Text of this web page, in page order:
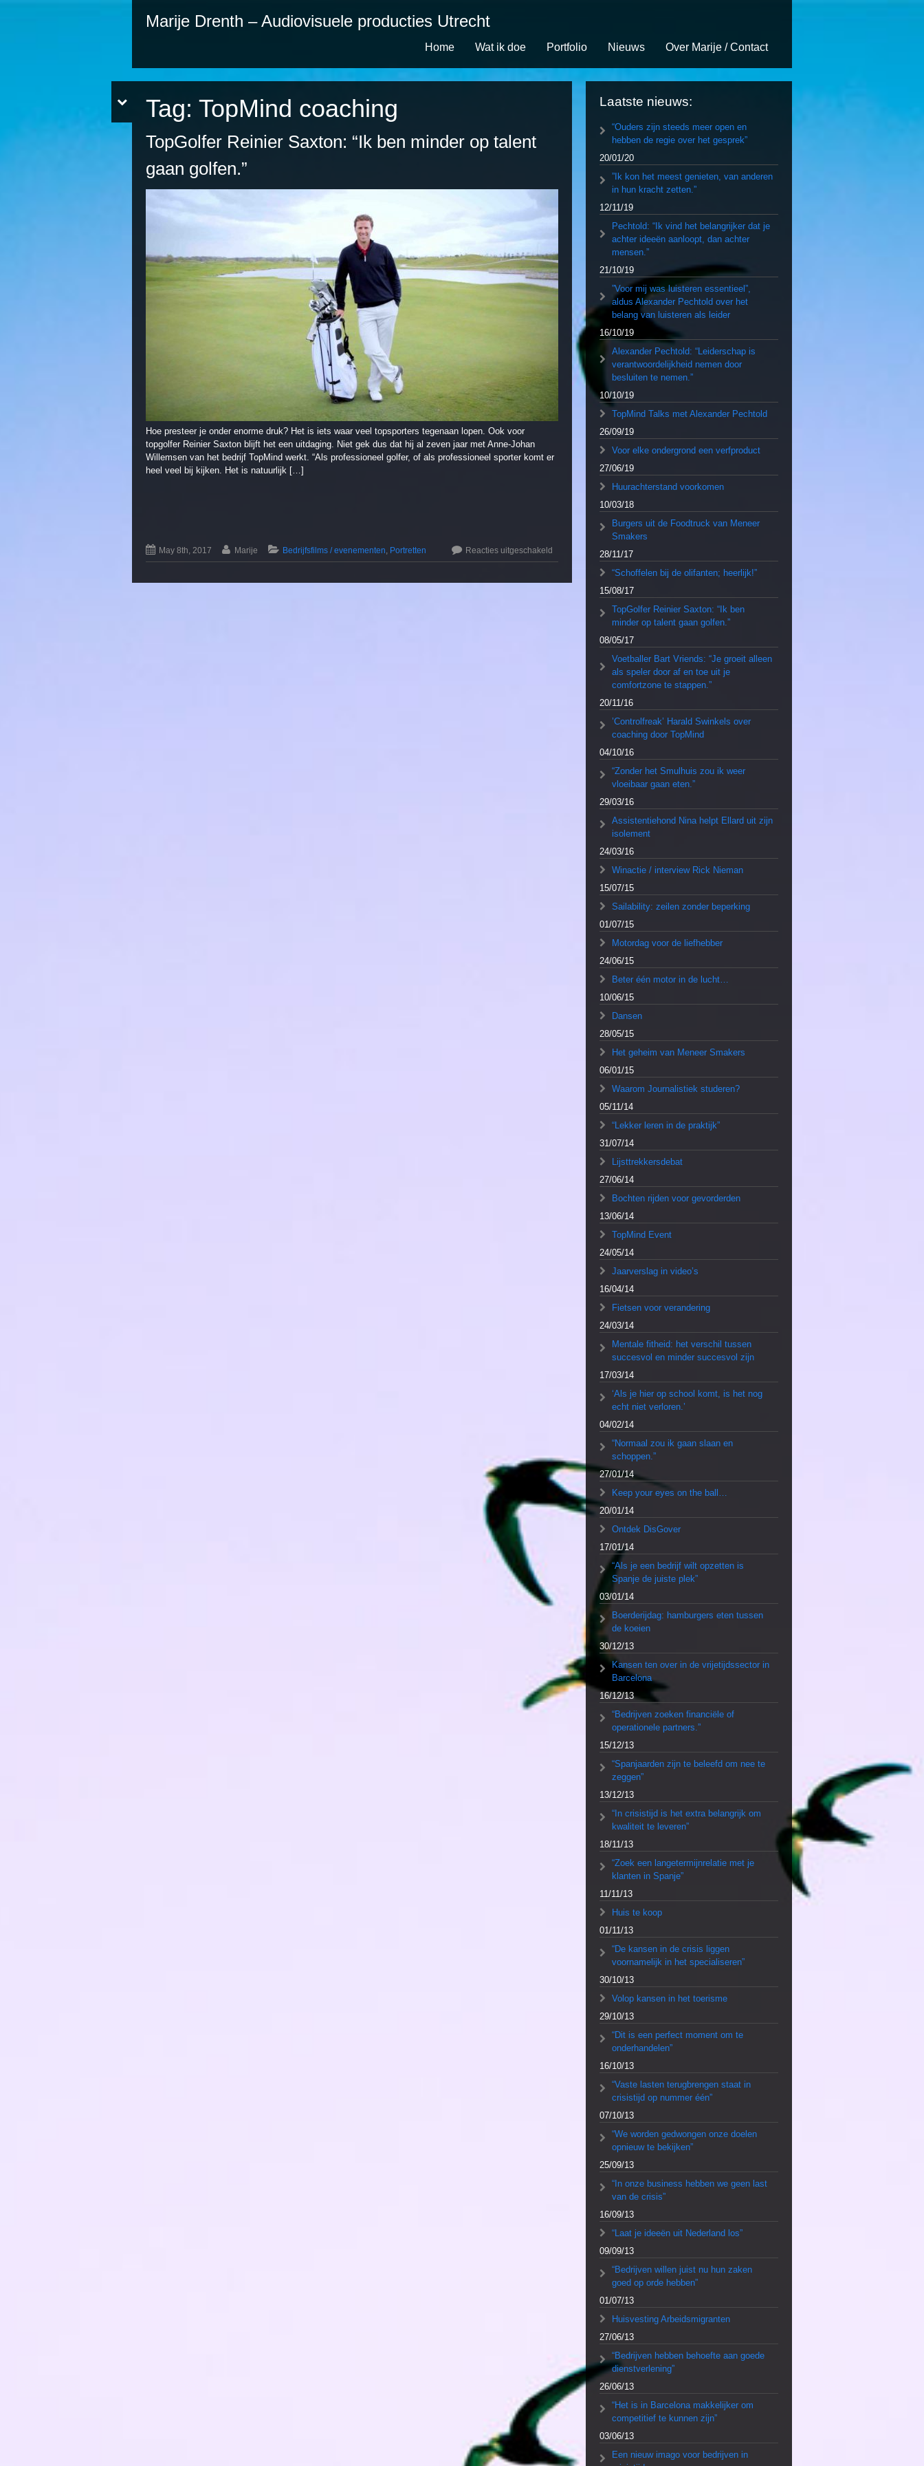
Marije Drenth – Audiovisuele producties Utrecht
Home Wat ik doe Portfolio Nieuws Over Marije / Contact
Tag: TopMind coaching
TopGolfer Reinier Saxton: “Ik ben minder op talent
gaan golfen.”
Hoe presteer je onder enorme druk? Het is iets waar veel topsporters tegenaan lopen. Ook voor
topgolfer Reinier Saxton blijft het een uitdaging. Niet gek dus dat hij al zeven jaar met Anne-Johan
Willemsen van het bedrijf TopMind werkt. “Als professioneel golfer, of als professioneel sporter komt er
heel veel bij kijken. Het is natuurlijk […]
May 8th, 2017 Marije Bedrijfsfilms / evenementen, Portretten Reacties uitgeschakeld
Laatste nieuws:
“Ouders zijn steeds meer open en
hebben de regie over het gesprek”
20/01/20
”Ik kon het meest genieten, van anderen
in hun kracht zetten.”
12/11/19
Pechtold: “Ik vind het belangrijker dat je
achter ideeën aanloopt, dan achter
mensen.”
21/10/19
”Voor mij was luisteren essentieel”,
aldus Alexander Pechtold over het
belang van luisteren als leider
16/10/19
Alexander Pechtold: “Leiderschap is
verantwoordelijkheid nemen door
besluiten te nemen.”
10/10/19
TopMind Talks met Alexander Pechtold
26/09/19
Voor elke ondergrond een verfproduct
27/06/19
Huurachterstand voorkomen
10/03/18
Burgers uit de Foodtruck van Meneer
Smakers
28/11/17
“Schoffelen bij de olifanten; heerlijk!”
15/08/17
TopGolfer Reinier Saxton: “Ik ben
minder op talent gaan golfen.”
08/05/17
Voetballer Bart Vriends: “Je groeit alleen
als speler door af en toe uit je
comfortzone te stappen.”
20/11/16
’Controlfreak’ Harald Swinkels over
coaching door TopMind
04/10/16
“Zonder het Smulhuis zou ik weer
vloeibaar gaan eten.”
29/03/16
Assistentiehond Nina helpt Ellard uit zijn
isolement
24/03/16
Winactie / interview Rick Nieman
15/07/15
Sailability: zeilen zonder beperking
01/07/15
Motordag voor de liefhebber
24/06/15
Beter één motor in de lucht…
10/06/15
Dansen
28/05/15
Het geheim van Meneer Smakers
06/01/15
Waarom Journalistiek studeren?
05/11/14
“Lekker leren in de praktijk”
31/07/14
Lijsttrekkersdebat
27/06/14
Bochten rijden voor gevorderden
13/06/14
TopMind Event
24/05/14
Jaarverslag in video’s
16/04/14
Fietsen voor verandering
24/03/14
Mentale fitheid: het verschil tussen
succesvol en minder succesvol zijn
17/03/14
‘Als je hier op school komt, is het nog
echt niet verloren.’
04/02/14
“Normaal zou ik gaan slaan en
schoppen.”
27/01/14
Keep your eyes on the ball…
20/01/14
Ontdek DisGover
17/01/14
“Als je een bedrijf wilt opzetten is
Spanje de juiste plek”
03/01/14
Boerderijdag: hamburgers eten tussen
de koeien
30/12/13
Kansen ten over in de vrijetijdssector in
Barcelona
16/12/13
“Bedrijven zoeken financiële of
operationele partners.”
15/12/13
“Spanjaarden zijn te beleefd om nee te
zeggen”
13/12/13
“In crisistijd is het extra belangrijk om
kwaliteit te leveren”
18/11/13
“Zoek een langetermijnrelatie met je
klanten in Spanje”
11/11/13
Huis te koop
01/11/13
“De kansen in de crisis liggen
voornamelijk in het specialiseren”
30/10/13
Volop kansen in het toerisme
29/10/13
“Dit is een perfect moment om te
onderhandelen”
16/10/13
“Vaste lasten terugbrengen staat in
crisistijd op nummer één”
07/10/13
“We worden gedwongen onze doelen
opnieuw te bekijken”
25/09/13
“In onze business hebben we geen last
van de crisis”
16/09/13
“Laat je ideeën uit Nederland los”
09/09/13
“Bedrijven willen juist nu hun zaken
goed op orde hebben”
01/07/13
Huisvesting Arbeidsmigranten
27/06/13
“Bedrijven hebben behoefte aan goede
dienstverlening”
26/06/13
“Het is in Barcelona makkelijker om
competitief te kunnen zijn”
03/06/13
Een nieuw imago voor bedrijven in